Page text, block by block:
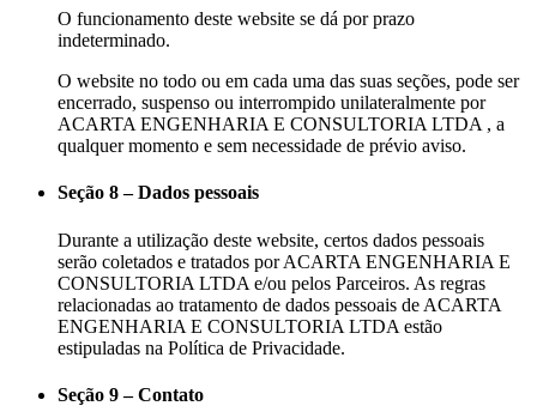
O funcionamento deste website se dá por prazo
indeterminado.
O website no todo ou em cada uma das suas seções, pode ser
encerrado, suspenso ou interrompido unilateralmente por
ACARTA ENGENHARIA E CONSULTORIA LTDA , a
qualquer momento e sem necessidade de prévio aviso.
Seção 8 – Dados pessoais
Durante a utilização deste website, certos dados pessoais
serão coletados e tratados por ACARTA ENGENHARIA E
CONSULTORIA LTDA e/ou pelos Parceiros. As regras
relacionadas ao tratamento de dados pessoais de ACARTA
ENGENHARIA E CONSULTORIA LTDA estão
estipuladas na Política de Privacidade.
Seção 9 – Contato